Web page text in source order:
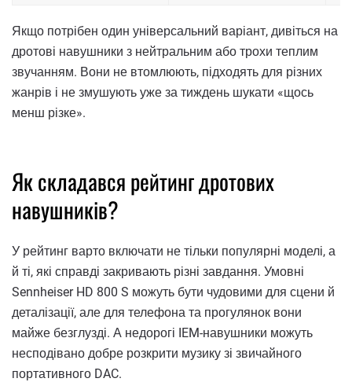
Якщо потрібен один універсальний варіант, дивіться на
дротові навушники з нейтральним або трохи теплим
звучанням. Вони не втомлюють, підходять для різних
жанрів і не змушують уже за тиждень шукати «щось
менш різке».
Як складався рейтинг дротових
навушників?
У рейтинг варто включати не тільки популярні моделі, а
й ті, які справді закривають різні завдання. Умовні
Sennheiser HD 800 S можуть бути чудовими для сцени й
деталізації, але для телефона та прогулянок вони
майже безглузді. А недорогі IEM-навушники можуть
несподівано добре розкрити музику зі звичайного
портативного DAC.